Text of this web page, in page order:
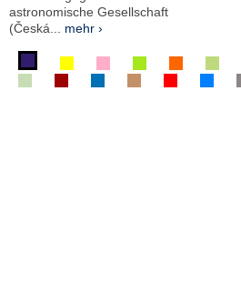
astronomische Gesellschaft
(Česká... mehr ›